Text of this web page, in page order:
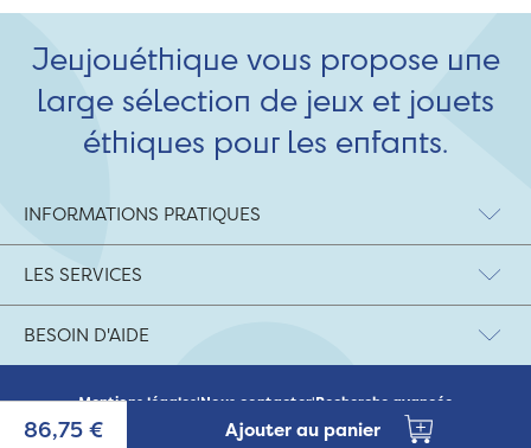
86,75 € Ajouter au panier
Jeujouéthique vous propose une
large sélection de jeux et jouets
éthiques pour les enfants.
INFORMATIONS PRATIQUES
LES SERVICES
BESOIN D'AIDE
Mentions légales|Nous contacter|Recherche avancée
© 2026 Jeujouethique.com - création UX/UI :
Agence Hypersthène